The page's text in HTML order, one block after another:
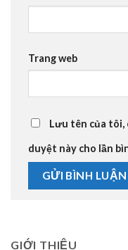
Trang web
Lưu tên của tôi,
duyệt này cho lần
GIỚI THIỆU